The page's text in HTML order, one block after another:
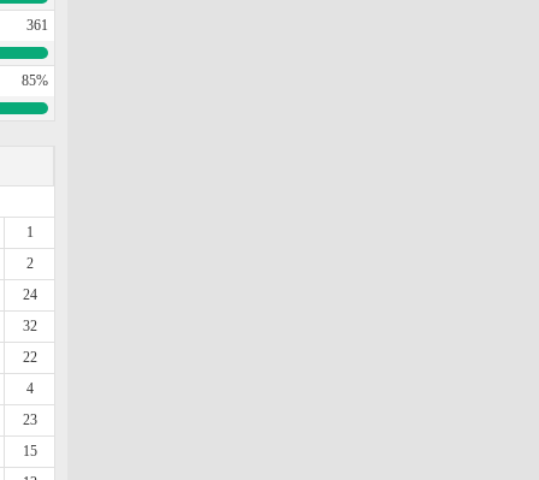
361
85%
1
2
24
32
22
4
23
15